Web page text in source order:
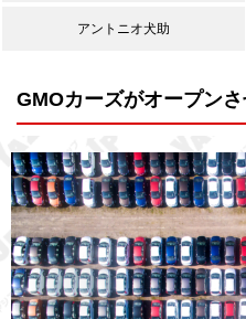
アントニオ犬助
GMOカーズがオープン